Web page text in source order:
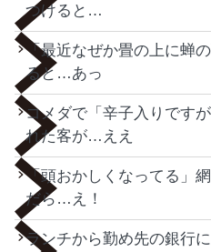
つけると…
「最近なぜか畳の上に蝉
ると…あっ
コメダで「辛子入りです
れた客が…ええ
「頭おかしくなってる」
だら…え！
ランチから勤め先の銀行